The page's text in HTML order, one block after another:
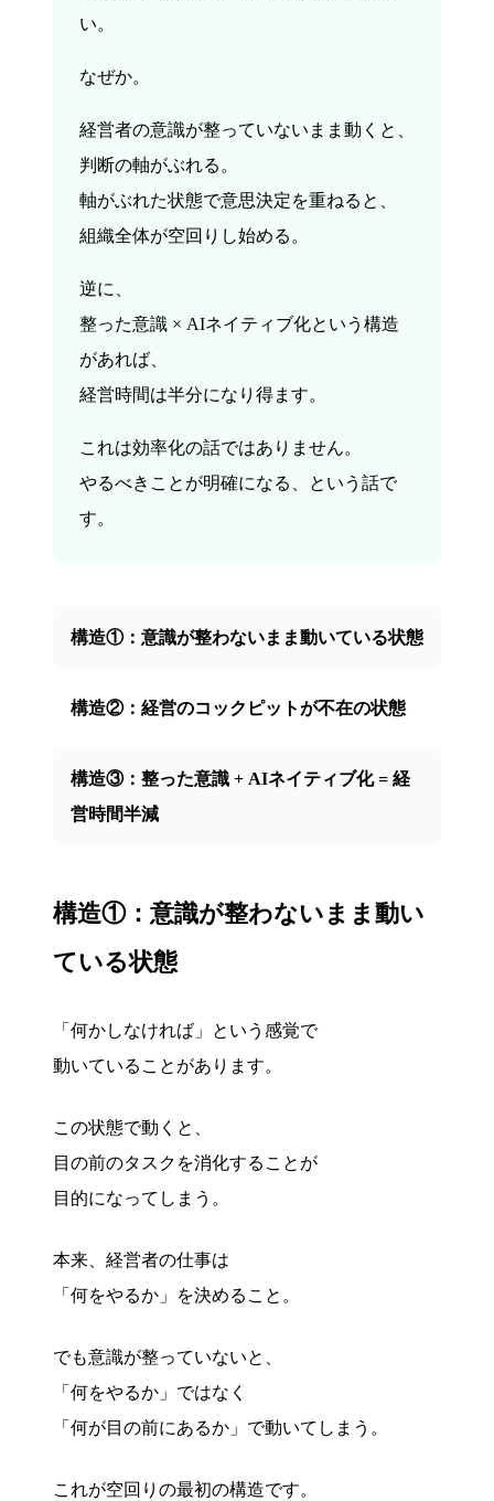
い。
なぜか。
経営者の意識が整っていないまま動くと、
判断の軸がぶれる。
軸がぶれた状態で意思決定を重ねると、
組織全体が空回りし始める。
逆に、
整った意識 × AIネイティブ化という構造
があれば、
経営時間は半分になり得ます。
これは効率化の話ではありません。
やるべきことが明確になる、という話で
す。
構造①：意識が整わないまま動いている状態
構造②：経営のコックピットが不在の状態
構造③：整った意識 + AIネイティブ化 = 経
営時間半減
構造①：意識が整わないまま動い
ている状態
「何かしなければ」という感覚で
動いていることがあります。
この状態で動くと、
目の前のタスクを消化することが
目的になってしまう。
本来、経営者の仕事は
「何をやるか」を決めること。
でも意識が整っていないと、
「何をやるか」ではなく
「何が目の前にあるか」で動いてしまう。
これが空回りの最初の構造です。